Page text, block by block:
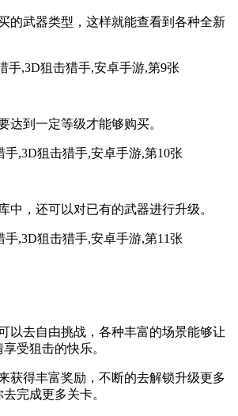
的武器类型，这样就能查看到各种全新
达到一定等级才能够购买。
中，还可以对已有的武器进行升级。
以去自由挑战，各种丰富的场景能够让
受狙击的快乐。
获得丰富奖励，不断的去解锁升级更多
完成更多关卡。